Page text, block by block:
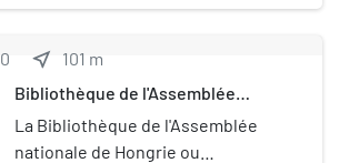
en 1960.
0 near_me 101 m
Bibliothèque de l'Assemblée
La Bibliothèque de l'Assemblée
nationale de Hongrie ou